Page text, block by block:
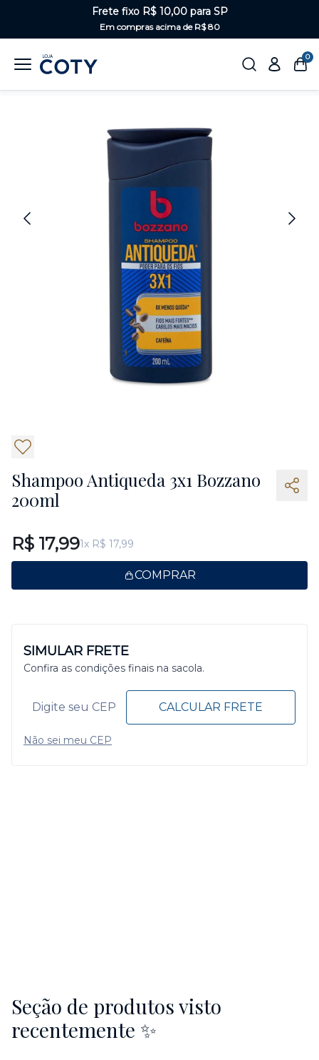
Frete fixo R$ 10,00 para SP
Em compras acima de R$ 80
0
Shampoo Antiqueda 3x1 Bozzano
200ml
R$ 17,991x R$ 17,99
COMPRAR
SIMULAR FRETE
Confira as condições finais na sacola.
CALCULAR FRETE
Não sei meu CEP
Seção de produtos visto
recentemente ✨